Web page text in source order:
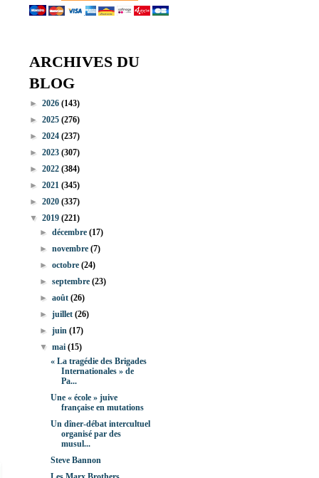
ARCHIVES DU
BLOG
► 2026 (143)
► 2025 (276)
► 2024 (237)
► 2023 (307)
► 2022 (384)
► 2021 (345)
► 2020 (337)
▼ 2019 (221)
►décembre(17)
►novembre(7)
►octobre(24)
►septembre(23)
►août(26)
►juillet(26)
►juin(17)
▼mai(15)
« La tragédie des Brigades
Internationales » de
Pa...
Une « école » juive
française en mutations
Un dîner-débat intercultuel
organisé par des
musul...
Steve Bannon